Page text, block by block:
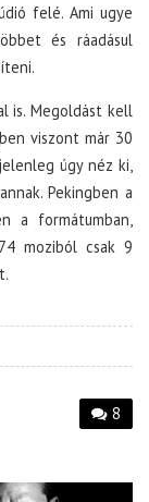
felé. Ami ugye
és ráadásul
is. Megoldást kell
viszont már 30
úgy néz ki,
Pekingben a
a formátumban,
moziból csak 9
8